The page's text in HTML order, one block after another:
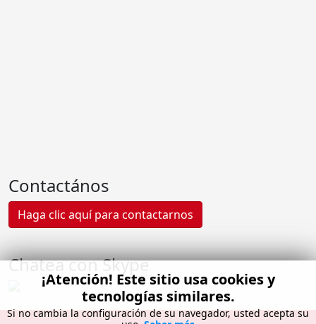
Contactános
Haga clic aquí para contactarnos
Chatea con Skype
¡Atención! Este sitio usa cookies y
tecnologías similares.
Si no cambia la configuración de su navegador, usted acepta su